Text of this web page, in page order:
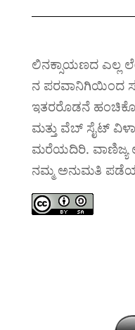
ಅನ್ನು ಬಳಸುತ್ತವೆ. ನಾವು
ನೆನಪಿನಲ್ಲಿಟ್ಟುಕೊಂಡು
ಮಾಡಬೇಕಾದ ಅದೆಷ್ಟೋ
ಕಾರ್ಯಗಳನ್ನು ಇವು
ಮಾಡಬಲ್ಲವು. ಮೊಬೈಲ್,
ವಾಚುಗಳು, ಕಾರಿನ…
ಲಿನಕ್ಸಾಯಣದ ಎಲ್ಲ
ನ ಪರವಾನಿಗಿಯಿಂದ
ಇತರರೊಡನೆ
ಮತ್ತು ವೆಬ್ ಸೈಟ್
ಮರೆಯದಿರಿ. ವಾಣಿಜ್ಯ
ನಮ್ಮ ಅನುಮತಿ